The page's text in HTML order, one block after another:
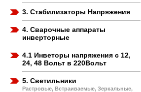
3. Стабилизаторы Напряжения
4. Сварочные аппараты
инверторные
4.1 Инветоры напряжения с 12,
24, 48 Вольт в 220Вольт
5. Светильники
Растровые, Встраиваемые, Зеркальные,